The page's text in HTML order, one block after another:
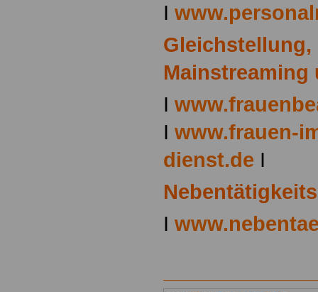
I
Gleichstellung,
Mainstreaming
I
I www.frauen-
dienst.de I
I